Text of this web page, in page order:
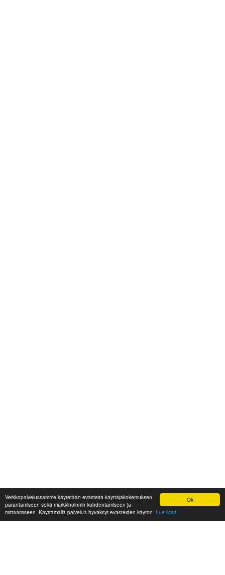
Ok
Verkkopalvelussamme käytetään evästeitä käyttäjäkokemuksen
parantamiseen sekä markkinoinnin kohdentamiseen ja
mittaamiseen. Käyttämällä palvelua hyväksyt evästeiden käytön. Lue lisää